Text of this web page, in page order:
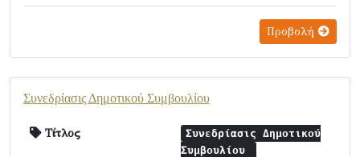
Προβολή
Συνεδρίασις Δημοτικού Συμβουλίου
Τίτλος
Συνεδρίασις Δημοτικού
Συμβουλίου